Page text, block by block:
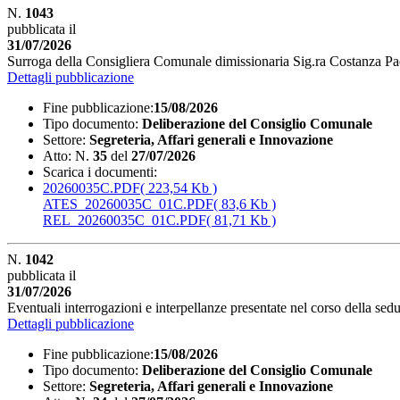
N. 1043
pubblicata il
31/07/2026
Surroga della Consigliera Comunale dimissionaria Sig.ra Costanza
Dettagli pubblicazione
Fine pubblicazione:15/08/2026
Tipo documento: Deliberazione del Consiglio Comunale
Settore: Segreteria, Affari generali e Innovazione
Atto: N. 35 del 27/07/2026
Scarica i documenti:
20260035C.PDF( 223,54 Kb )
ATES_20260035C_01C.PDF( 83,6 Kb )
REL_20260035C_01C.PDF( 81,71 Kb )
N. 1042
pubblicata il
31/07/2026
Eventuali interrogazioni e interpellanze presentate nel corso della
Dettagli pubblicazione
Fine pubblicazione:15/08/2026
Tipo documento: Deliberazione del Consiglio Comunale
Settore: Segreteria, Affari generali e Innovazione